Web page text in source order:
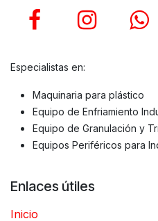
Especialistas en:
Maquinaria para plástico
Equipo de Enfriamiento
Equipo de Granulación y
Equipos Periféricos para
Enlaces útiles
Inicio